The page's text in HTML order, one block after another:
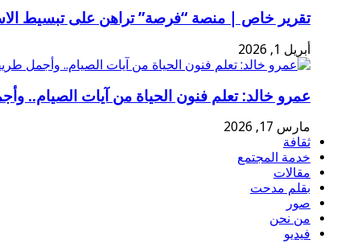
تقرير خاص | منصة “فرصة” تراهن على تبسيط
أبريل 1, 2026
عمرو خالد: تعلم فنون الحياة من آيات الصيام..
مارس 17, 2026
ثقافة
خدمة المجتمع
مقالات
بقلم مدحت
صور
من نحن
فيديو